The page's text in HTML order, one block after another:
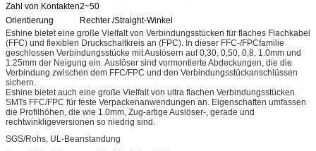
Zahl von Kontakten2~50
Orientierung
Rechter /Straight-Winkel
Eshine bietet eine große Vielfalt von Verbindungsstücken für flaches Flachkabel
(FFC) und flexiblen Druckschaltkreis an (FPC). In dieser FFC-/FPCfamilie
geschlossen Verbindungsstücke mit Auslösern auf 0,30, 0,50, 0,8, 1.0mm und
1.25mm der Neigung ein. Auslöser sind vormontierte Abdeckungen, die die
Verbindung zwischen dem FFC/FPC und den Verbindungsstückanschlüssen
sichern.
Eshine bietet auch eine große Vielfalt von ultra flachen Verbindungsstücken
SMTs FFC/FPC für feste Verpackenanwendungen an. Eigenschaften umfassen
die Profilhöhen, die wie 1.0mm, Zug-artige Auslöser-, gerade und
rechtwinkligeversionen so niedrig sind.
SGS/Rohs, UL-Beanstandung